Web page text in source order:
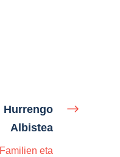
Hurrengo
Albistea
Familien eta